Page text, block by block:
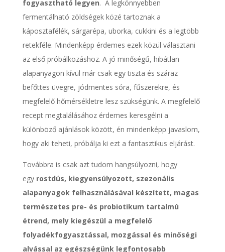
fogyasztható legyen. A legkönnyebben
fermentálható zöldségek közé tartoznak a
káposztafélék, sárgarépa, uborka, cukkini és a legtöbb
retekféle. Mindenképp érdemes ezek közül választani
az első próbálkozáshoz. A jó minőségű, hibátlan
alapanyagon kívül már csak egy tiszta és száraz
befőttes üvegre, jódmentes sóra, fűszerekre, és
megfelelő hőmérsékletre lesz szükségünk. A megfelelő
recept megtalálásához érdemes keresgélni a
különböző ajánlások között, én mindenképp javaslom,
hogy aki teheti, próbálja ki ezt a fantasztikus eljárást.
Továbbra is csak azt tudom hangsúlyozni, hogy
egy rostdús, kiegyensúlyozott, szezonális
alapanyagok felhasználásával készített, magas
természetes pre- és probiotikum tartalmú
étrend, mely kiegészül a megfelelő
folyadékfogyasztással, mozgással és minőségi
alvással az egészségünk legfontosabb